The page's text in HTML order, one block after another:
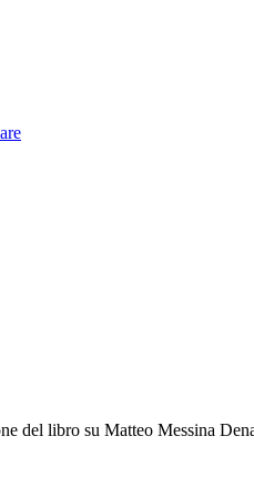
del libro su Matteo Messina